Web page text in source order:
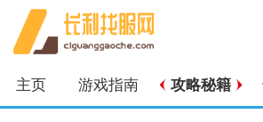
主页 游戏指南 攻略秘籍